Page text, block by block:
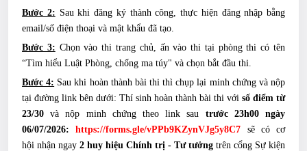
Bước 2: Sau khi đăng ký thành công, thực hiện đăng nhập bằng
email/số điện thoại và mật khẩu đã tạo.
Bước 3: Chọn vào thi trang chủ, ấn vào thi tại phòng thi có tên
“Tìm hiểu Luật Phòng, chống ma túy" và chọn bắt đầu thi.
Bước 4: Sau khi hoàn thành bài thi thì chụp lại minh chứng và nộp
tại đường link bên dưới: Thí sinh hoàn thành bài thi với số điểm từ
23/30 và nộp minh chứng theo link sau trước 23h00 ngày
06/07/2026:
https://forms.gle/vPPb9KZynVJg5y8C7 sẽ có cơ
hội nhận ngay 2 huy hiệu Chính trị - Tư tưởng trên cổng Sự kiện